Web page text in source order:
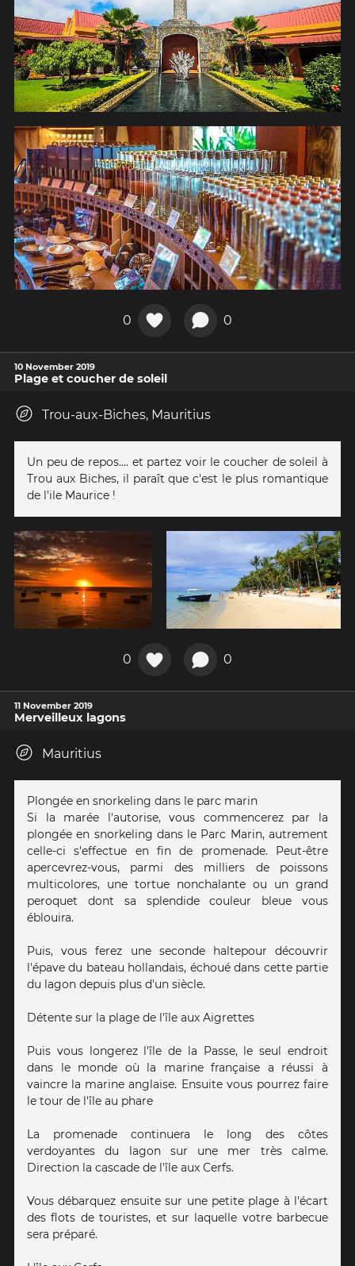
0 0
10 November 2019
Plage et coucher de soleil
Trou-aux-Biches, Mauritius
Un peu de repos…. et partez voir le coucher de soleil à
Trou aux Biches, il paraît que c'est le plus romantique
de l'ile Maurice !
0 0
11 November 2019
Merveilleux lagons
Mauritius
Plongée en snorkeling dans le parc marin
Si la marée l'autorise, vous commencerez par la
plongée en snorkeling dans le Parc Marin, autrement
celle-ci s'effectue en fin de promenade. Peut-être
apercevrez-vous, parmi des milliers de poissons
multicolores, une tortue nonchalante ou un grand
peroquet dont sa splendide couleur bleue vous
éblouira.
Puis, vous ferez une seconde haltepour découvrir
l'épave du bateau hollandais, échoué dans cette partie
du lagon depuis plus d'un siècle.
Détente sur la plage de l'île aux Aigrettes
Puis vous longerez l'île de la Passe, le seul endroit
dans le monde où la marine française a réussi à
vaincre la marine anglaise. Ensuite vous pourrez faire
le tour de l'île au phare
La promenade continuera le long des côtes
verdoyantes du lagon sur une mer très calme.
Direction la cascade de l'île aux Cerfs.
Vous débarquez ensuite sur une petite plage à l'écart
des flots de touristes, et sur laquelle votre barbecue
sera préparé.